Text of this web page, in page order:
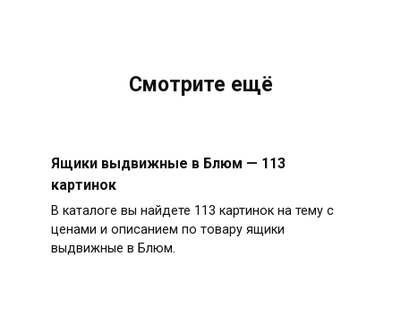
Смотрите ещё
Ящики выдвижные в Блюм — 113
картинок
В каталоге вы найдете 113 картинок на тему с
ценами и описанием по товару ящики
выдвижные в Блюм.